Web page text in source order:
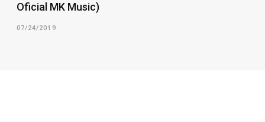
Oficial MK Music)
07/24/2019